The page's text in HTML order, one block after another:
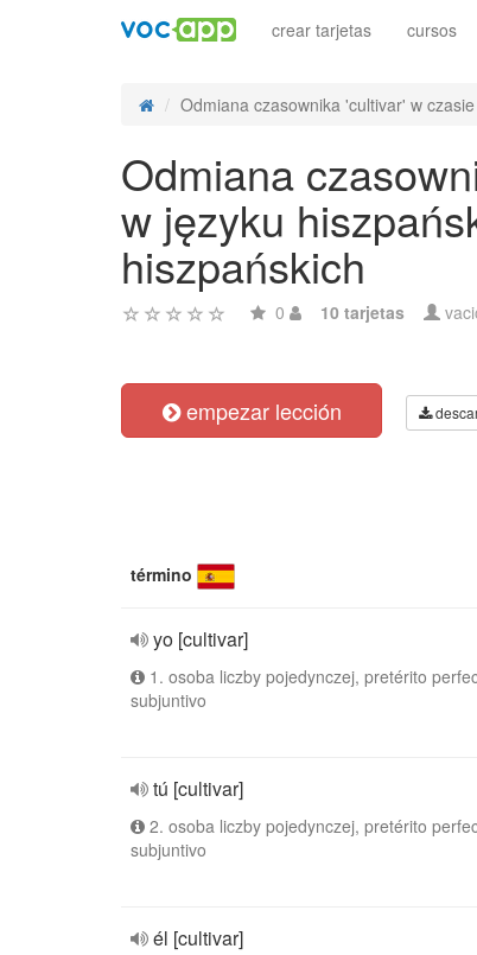
crear tarjetas cursos
Odmiana czasownika 'cultivar' w
Odmiana
w języku
hiszpańskich
0 10 tarjetas
empezar lección
término
yo [cultivar]
1. osoba liczby pojedynczej, pretérito
subjuntivo
tú [cultivar]
2. osoba liczby pojedynczej, pretérito
subjuntivo
él [cultivar]